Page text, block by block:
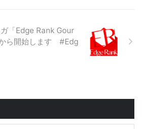
「Edge Rank Gour
ら開始します #Edg